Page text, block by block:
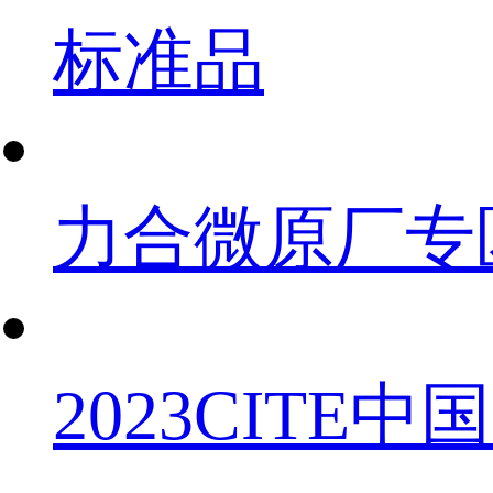
标准品
力合微原厂专
2023CITE中